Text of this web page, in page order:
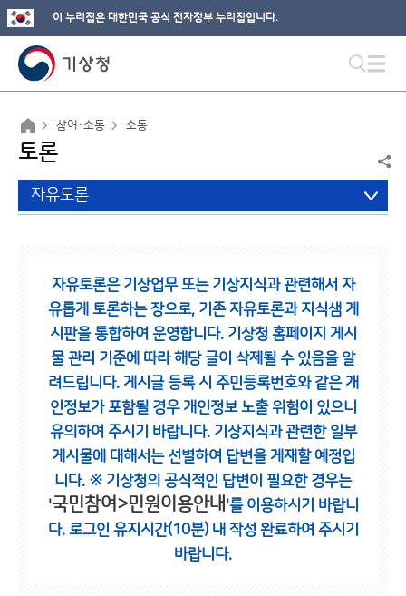
이 누리집은 대한민국 공식 전자정부 누리집입니다.
참여·소통 소통
토론
자유토론
자유토론은 기상업무 또는 기상지식과 관련해서 자
유롭게 토론하는 장으로, 기존 자유토론과 지식샘 게
시판을 통합하여 운영합니다. 기상청 홈페이지 게시
물 관리 기준에 따라 해당 글이 삭제될 수 있음을 알
려드립니다. 게시글 등록 시 주민등록번호와 같은 개
인정보가 포함될 경우 개인정보 노출 위험이 있으니
유의하여 주시기 바랍니다. 기상지식과 관련한 일부
게시물에 대해서는 선별하여 답변을 게재할 예정입
니다. ※ 기상청의 공식적인 답변이 필요한 경우는
'국민참여>민원이용안내 '를 이용하시기 바랍니
다. 로그인 유지시간(10분) 내 작성 완료하여 주시기
바랍니다.